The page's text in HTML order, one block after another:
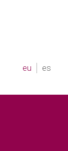
eu es